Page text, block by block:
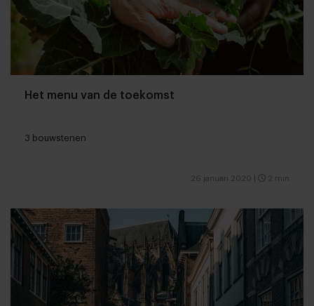
Het menu van de toekomst
3 bouwstenen
26 januari 2020 2 min